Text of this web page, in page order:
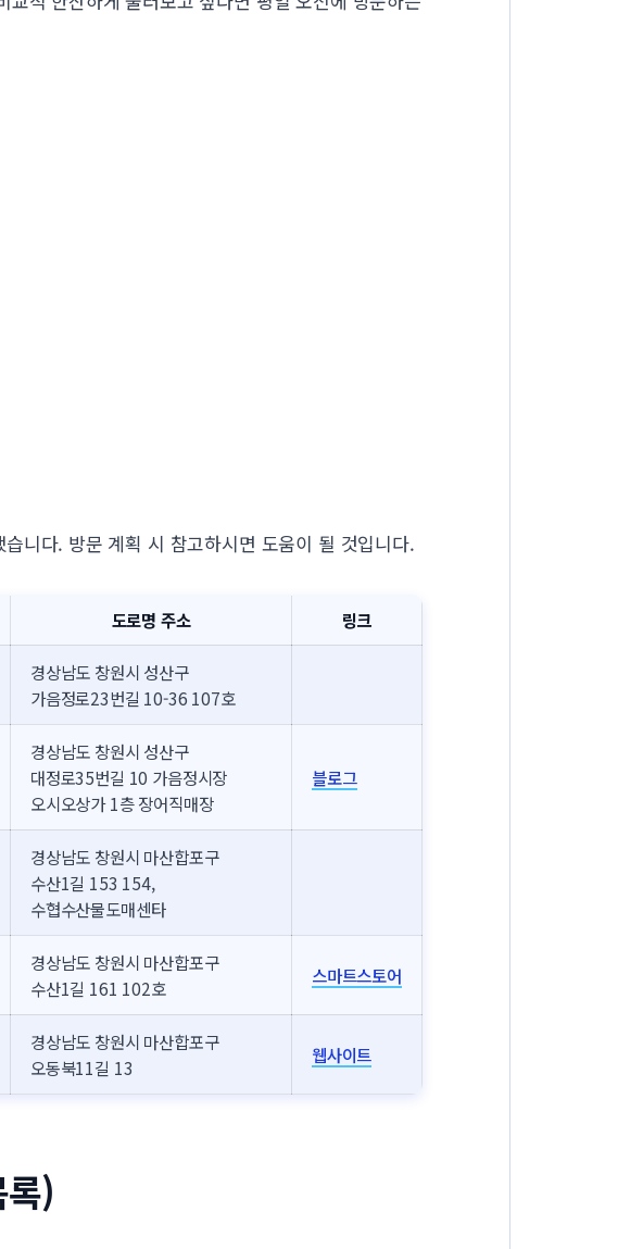
니다. 방문 계획 시 참고하시면 도움이 될 것입니다.
도로명 주소 링크
경상남도 창원시 성산구
가음정로23번길 10-36 107호
경상남도 창원시 성산구
대정로35번길 10 가음정시장
오시오상가 1층 장어직매장
블로그
경상남도 창원시 마산합포구
수산1길 153 154,
수협수산물도매센타
경상남도 창원시 마산합포구
수산1길 161 102호
스마트스토어
경상남도 창원시 마산합포구
오동북11길 13
웹사이트
)